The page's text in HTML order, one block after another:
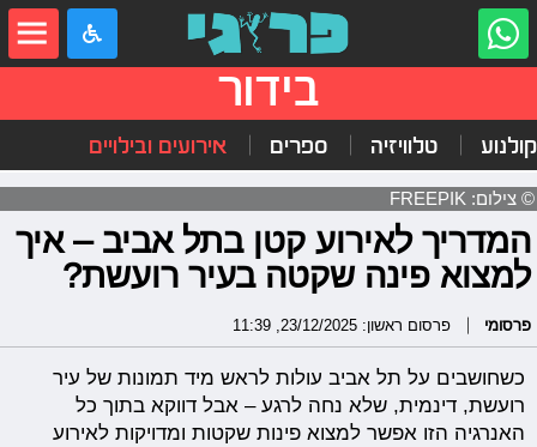
בידור
קולנוע טלוויזיה ספרים אירועים ובילויים
© צילום: FREEPIK
המדריך לאירוע קטן בתל אביב – איך
למצוא פינה שקטה בעיר רועשת?
פרסומי פרסום ראשון: 23/12/2025, 11:39
כשחושבים על תל אביב עולות לראש מיד תמונות של עיר
רועשת, דינמית, שלא נחה לרגע – אבל דווקא בתוך כל
האנרגיה הזו אפשר למצוא פינות שקטות ומדויקות לאירוע